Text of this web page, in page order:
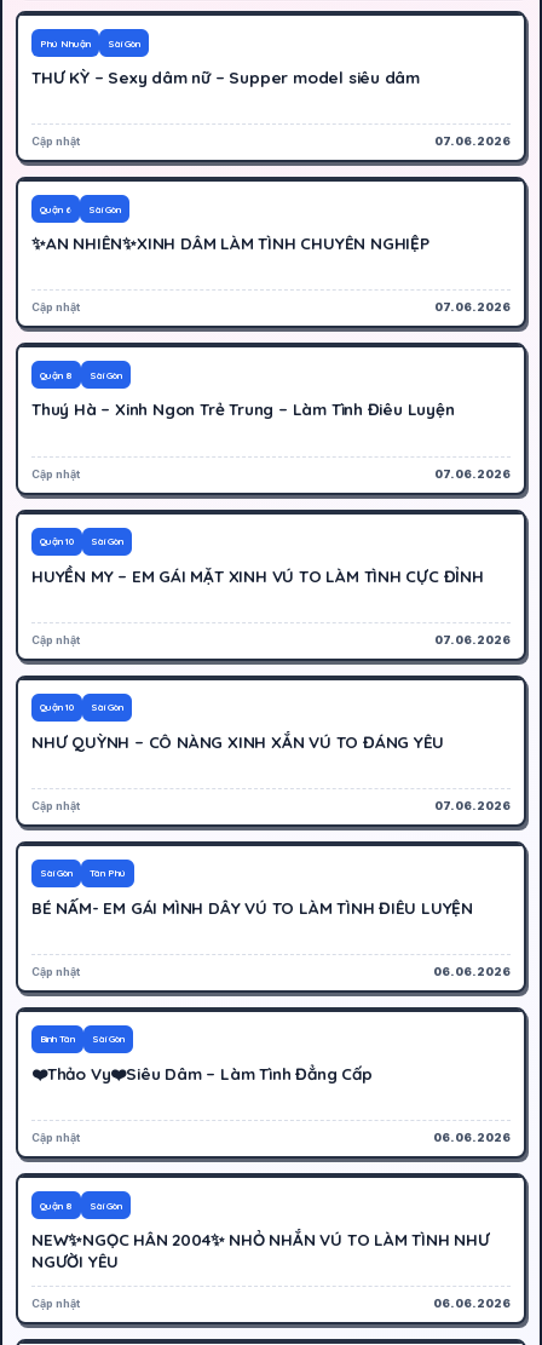
Phú Nhuận Sài Gòn
THƯ KỲ – Sexy dâm nữ – Supper model siêu dâm
Cập nhật 07.06.2026
250K
Quận 6 Sài Gòn
✨AN NHIÊN✨XINH DÂM LÀM TÌNH CHUYÊN NGHIỆP
Cập nhật 07.06.2026
500K
Quận 8 Sài Gòn
Thuý Hà – Xinh Ngon Trẻ Trung – Làm Tình Điêu Luyện
Cập nhật 07.06.2026
600K
Quận 10 Sài Gòn
HUYỀN MY – EM GÁI MẶT XINH VÚ TO LÀM TÌNH CỰC ĐỈNH
Cập nhật 07.06.2026
500K
Quận 10 Sài Gòn
NHƯ QUỲNH – CÔ NÀNG XINH XẮN VÚ TO ĐÁNG YÊU
Cập nhật 07.06.2026
400K
Sài Gòn Tân Phú
BÉ NẤM- EM GÁI MÌNH DÂY VÚ TO LÀM TÌNH ĐIÊU LUYỆN
Cập nhật 06.06.2026
500K
Bình Tân Sài Gòn
❤️Thảo Vy❤️Siêu Dâm – Làm Tình Đẳng Cấp
Cập nhật 06.06.2026
500K
Quận 8 Sài Gòn
NEW✨NGỌC HÂN 2004✨ NHỎ NHẮN VÚ TO LÀM TÌNH NHƯ
NGƯỜI YÊU
Cập nhật 06.06.2026